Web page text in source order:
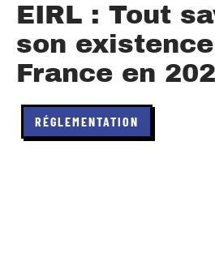
EIRL : Tout
son
France en
RÉGLEMENTATION